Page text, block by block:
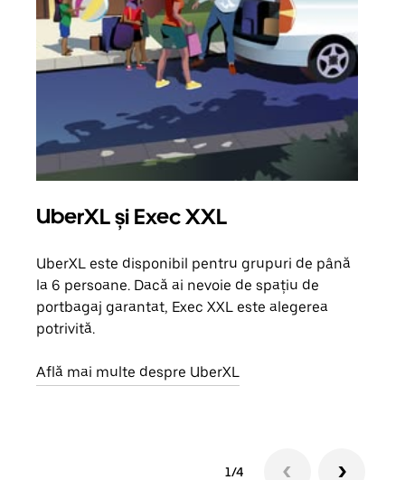
UberXL și Exec XXL
UberXL este disponibil pentru grupuri de până
la 6 persoane. Dacă ai nevoie de spațiu de
portbagaj garantat, Exec XXL este alegerea
potrivită.
Află mai multe despre UberXL
1/4